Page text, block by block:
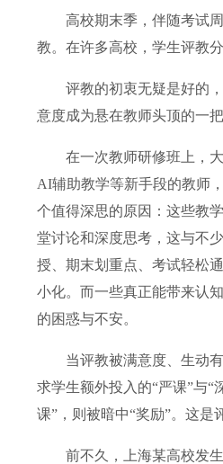
高校期末季，伴随考试周
教。在许多高校，学生评教
评教的初衷无疑是好的，
意度成为悬在教师头顶的一
在一次教师研修班上，大
AI辅助教学等新手段的教师
个值得深思的原因：这些教
堂讨论和深度思考，这与不
授、期末划重点、考试轻松
小化。而一些真正能带来认
的困惑与不安。
当评教被满意度、生动有
求学生额外投入的“严课”与“
课”，则被暗中“奖励”。这是
前不久，上海某高校发生